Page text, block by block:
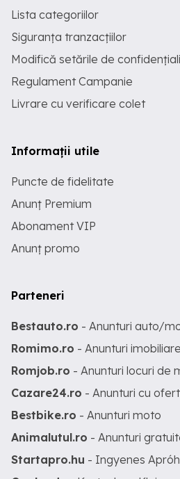
Lista categoriilor
Siguranța tranzacțiilor
Modifică setările de
Regulament Campanie
Livrare cu verificare colet
Informații utile
Puncte de fidelitate
Anunț Premium
Abonament VIP
Anunț promo
Parteneri
Bestauto.ro - Anunturi auto/
Romimo.ro - Anunturi imobiliare
Romjob.ro - Anunturi locuri de
Cazare24.ro - Anunturi cu
Bestbike.ro - Anunturi moto
Animalutul.ro - Anunturi
Startapro.hu - Ingyenes